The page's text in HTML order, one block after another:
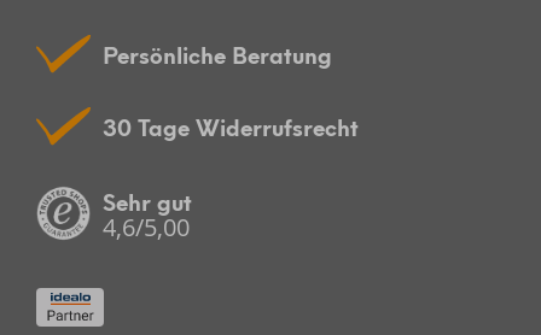
Persönliche Beratung
30 Tage Widerrufsrecht
Sehr gut
4,6/5,00